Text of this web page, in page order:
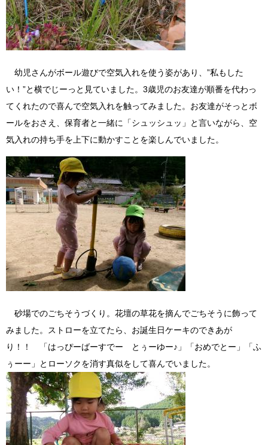
幼児さんがボール遊びで空気入れを使う姿があり、”私もした
い！”と横でじーっと見ていました。3歳児のお友達が順番を代わっ
てくれたので喜んで空気入れを触ってみました。お友達がそっとボ
ールをおさえ、保育者と一緒に「シュッシュッ」と言いながら、空
気入れの持ち手を上下に動かすことを楽しんでいました。
砂場でのごちそうづくり。花壇の草花を摘んでごちそうに飾って
みました。ストローを立てたら、お誕生日ケーキのできあが
り！！ 「はっぴーばーすでー とぅーゆー♪」「おめでとー」「ふ
ぅーー」とローソクを消す真似をして喜んでいました。